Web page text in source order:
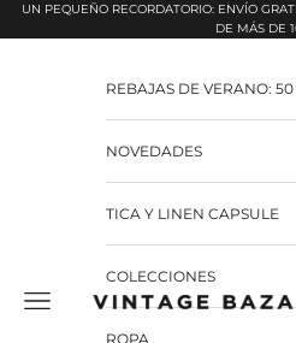
Pular para o conteúdo
UN PEQUEÑO RECORDATORIO: ENVÍO
DE MÁS DE
Vintage Bazaar
REBAJAS DE VERANO:
NOVEDADES
TICA Y LINEN CAPSULE
COLECCIONES
ROPA